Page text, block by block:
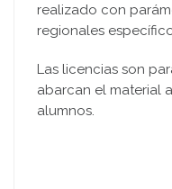
realizado con
regionales
Las licencias son
abarcan el material
alumnos.